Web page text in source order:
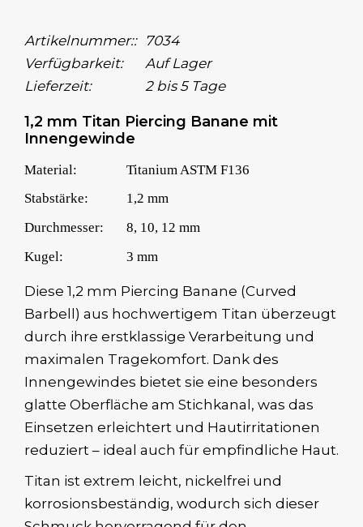
Artikelnummer:: 7034
Verfügbarkeit:
Auf Lager
Lieferzeit:
2 bis 5 Tage
1,2 mm Titan Piercing Banane mit
Innengewinde
Material:
Titanium ASTM F136
Stabstärke:
1,2 mm
Durchmesser:
8, 10, 12 mm
Kugel:
3 mm
Diese 1,2 mm Piercing Banane (Curved
Barbell) aus hochwertigem Titan überzeugt
durch ihre erstklassige Verarbeitung und
maximalen Tragekomfort. Dank des
Innengewindes bietet sie eine besonders
glatte Oberfläche am Stichkanal, was das
Einsetzen erleichtert und Hautirritationen
reduziert – ideal auch für empfindliche Haut.
Titan ist extrem leicht, nickelfrei und
korrosionsbeständig, wodurch sich dieser